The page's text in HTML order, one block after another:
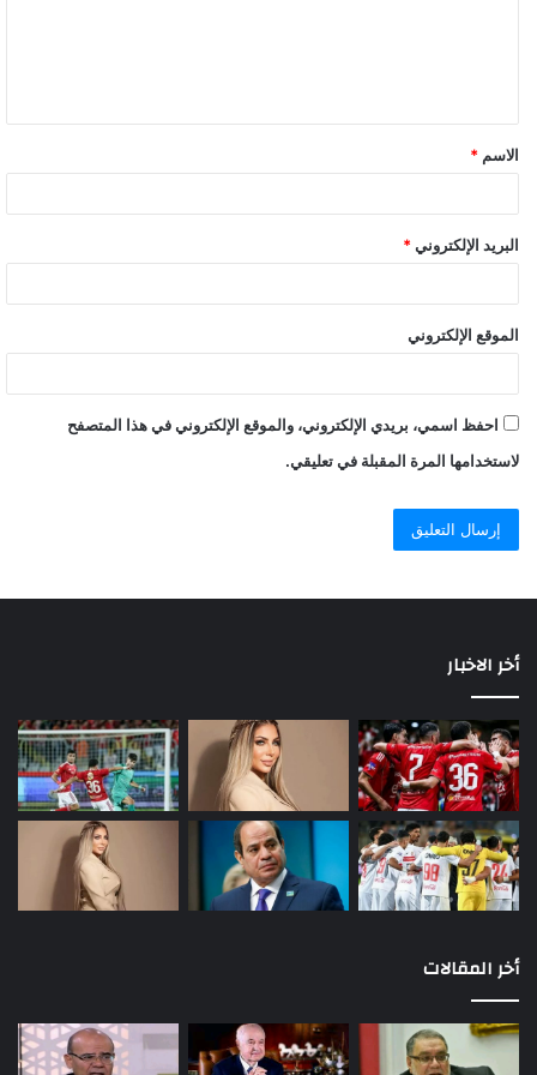
الاسم *
البريد الإلكتروني *
الموقع الإلكتروني
احفظ اسمي، بريدي الإلكتروني، والموقع الإلكتروني في هذا المتصفح
لاستخدامها المرة المقبلة في تعليقي.
أخر الاخبار
أخر المقالات